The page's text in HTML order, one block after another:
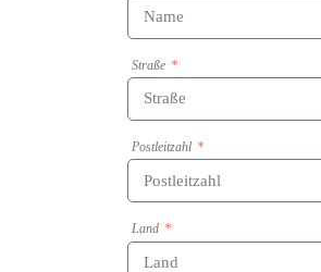
Straße
Postleitzahl
Land